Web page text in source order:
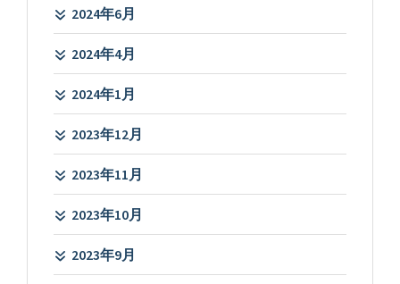
2024年6月
2024年4月
2024年1月
2023年12月
2023年11月
2023年10月
2023年9月